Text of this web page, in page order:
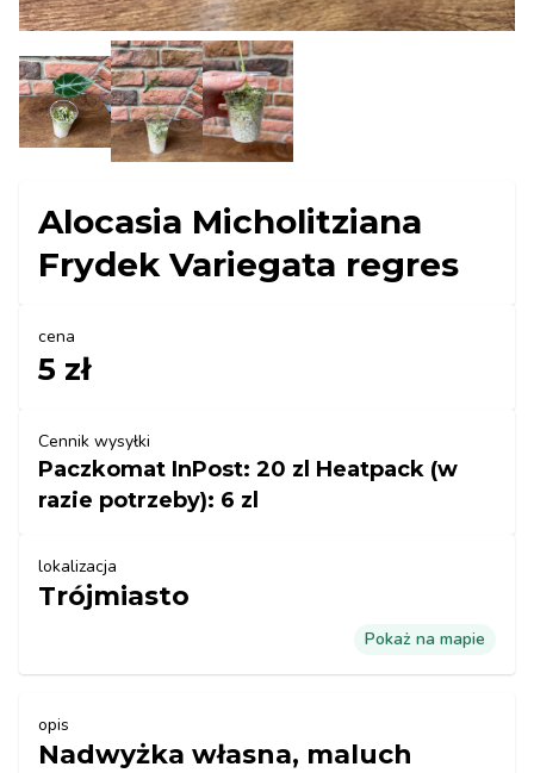
Alocasia Micholitziana
Frydek Variegata regres
cena
5 zł
Cennik wysyłki
Paczkomat InPost: 20 zl Heatpack (w
razie potrzeby): 6 zl
lokalizacja
Trójmiasto
Pokaż na mapie
opis
Nadwyżka własna, maluch